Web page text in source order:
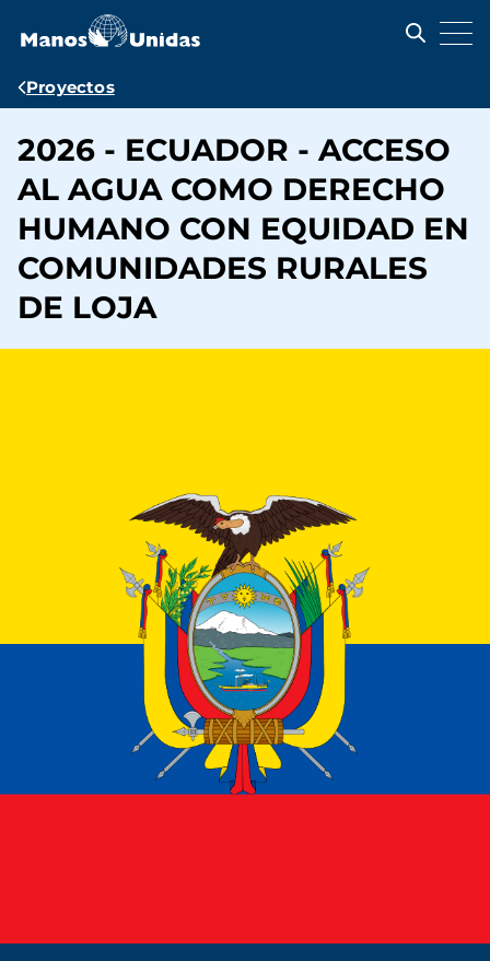
contenido
Ruta
navegación
Proyectos
2026 - ECUADOR - ACCESO
AL AGUA COMO DERECHO
HUMANO CON EQUIDAD EN
COMUNIDADES RURALES
DE LOJA